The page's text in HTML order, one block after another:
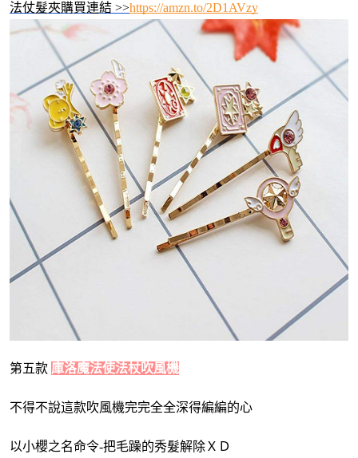
法仗髮夾購買連結 >>https://amzn.to/2D1AVzy
第五款 庫洛魔法使法杖吹風機
不得不說這款吹風機完完全全深得編編的心
以小櫻之名命令-把毛躁的秀髮解除ＸＤ